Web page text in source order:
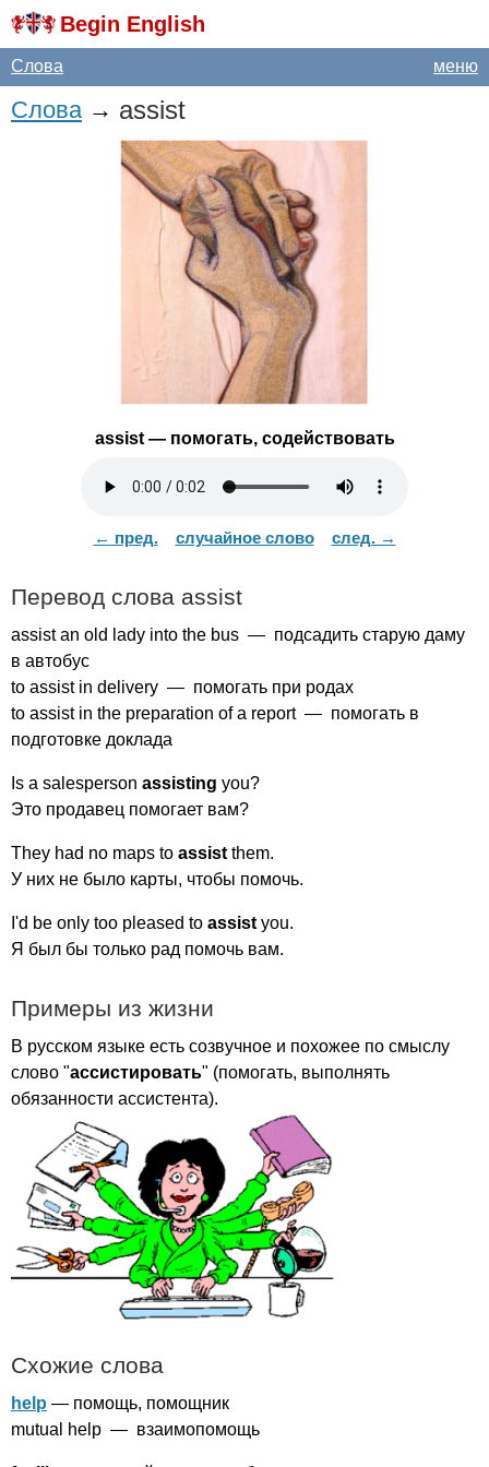
Begin English
меню
Слова
Слова→ assist
assist— помогать, содействовать
← пред. случайное слово след. →
Перевод слова assist
assist an old lady into the bus — подсадить старую даму
в автобус
to assist in delivery — помогать при родах
to assist in the preparation of a report— помогать в
подготовке доклада
Is a salesperson assisting you?
Это продавец помогает вам?
They had no maps to assist them.
У них не было карты, чтобы помочь.
I'd be only too pleased to assist you.
Я был бы только рад помочь вам.
Примеры из жизни
В русском языке есть созвучное и похожее по смыслу
слово "ассистировать" (помогать, выполнять
обязанности ассистента).
Схожие слова
help — помощь, помощник
mutual
help — взаимопомощь